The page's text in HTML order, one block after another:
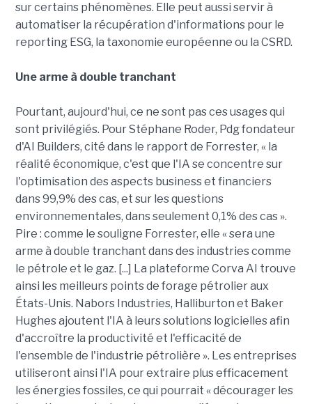
sur certains phénomènes. Elle peut aussi servir à
automatiser la récupération d'informations pour le
reporting ESG, la taxonomie européenne ou la CSRD.
Une arme à double tranchant
Pourtant, aujourd'hui, ce ne sont pas ces usages qui
sont privilégiés. Pour Stéphane Roder, Pdg fondateur
d'AI Builders, cité dans le rapport de Forrester, « la
réalité économique, c'est que l'IA se concentre sur
l'optimisation des aspects business et financiers
dans 99,9% des cas, et sur les questions
environnementales, dans seulement 0,1% des cas ».
Pire : comme le souligne Forrester, elle « sera une
arme à double tranchant dans des industries comme
le pétrole et le gaz. [...] La plateforme Corva AI trouve
ainsi les meilleurs points de forage pétrolier aux
États-Unis. Nabors Industries, Halliburton et Baker
Hughes ajoutent l'IA à leurs solutions logicielles afin
d'accroître la productivité et l'efficacité de
l'ensemble de l'industrie pétrolière ». Les entreprises
utiliseront ainsi l'IA pour extraire plus efficacement
les énergies fossiles, ce qui pourrait « décourager les